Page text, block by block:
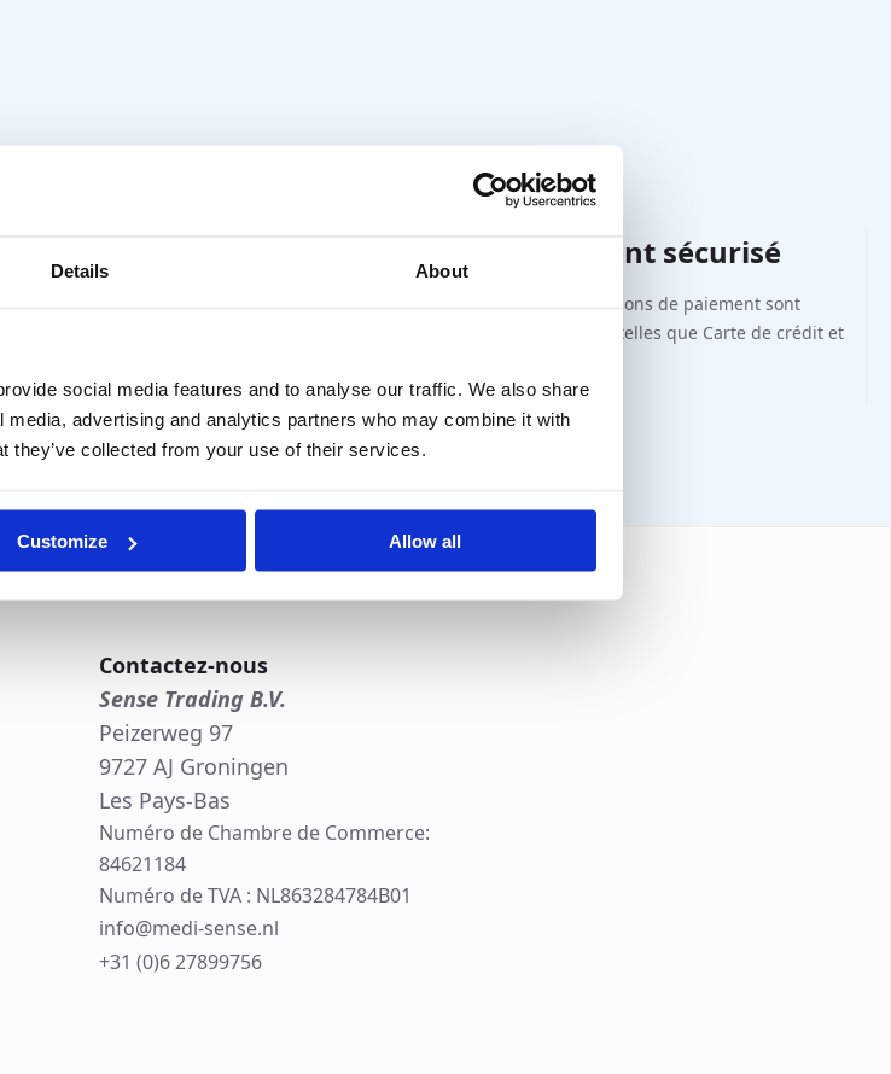
Details About
social media features and to analyse our traffic. We also share
advertising and analytics partners who may combine it with
they’ve collected from your use of their services.
Customize Allow all
Paiement sécurisé
Diverses options de paiement sont
disponibles telles que Carte de crédit et
Contactez-nous
Sense Trading B.V.
Peizerweg 97
9727 AJ Groningen
Les Pays-Bas
Numéro de Chambre de Commerce:
84621184
Numéro de TVA : NL863284784B01
info@medi-sense.nl
+31 (0)6 27899756